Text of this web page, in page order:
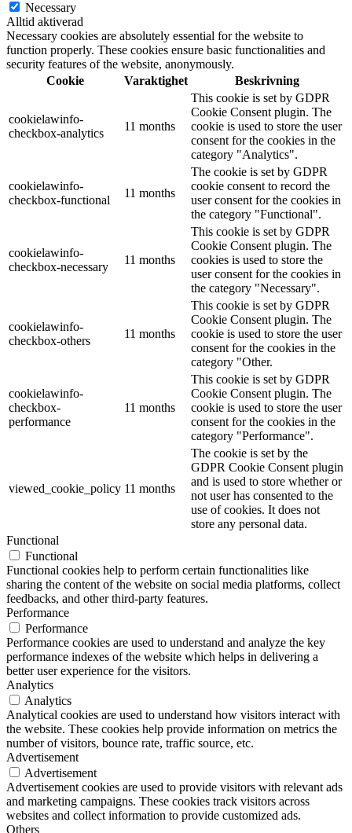
Necessary
Alltid aktiverad
Necessary cookies are absolutely essential for the website to
function properly. These cookies ensure basic functionalities and
security features of the website, anonymously.
Cookie
Varaktighet Beskrivning
cookielawinfo-
checkbox-analytics
11 months
This cookie is set by GDPR
Cookie Consent plugin. The
cookie is used to store the user
consent for the cookies in the
category "Analytics".
cookielawinfo-
checkbox-functional
11 months
The cookie is set by GDPR
cookie consent to record the
user consent for the cookies in
the category "Functional".
cookielawinfo-
checkbox-necessary
11 months
This cookie is set by GDPR
Cookie Consent plugin. The
cookies is used to store the
user consent for the cookies in
the category "Necessary".
cookielawinfo-
checkbox-others
11 months
This cookie is set by GDPR
Cookie Consent plugin. The
cookie is used to store the user
consent for the cookies in the
category "Other.
cookielawinfo-
checkbox-
performance
11 months
This cookie is set by GDPR
Cookie Consent plugin. The
cookie is used to store the user
consent for the cookies in the
category "Performance".
viewed_cookie_policy 11 months
The cookie is set by the
GDPR Cookie Consent plugin
and is used to store whether or
not user has consented to the
use of cookies. It does not
store any personal data.
Functional
Functional
Functional cookies help to perform certain functionalities like
sharing the content of the website on social media platforms, collect
feedbacks, and other third-party features.
Performance
Performance
Performance cookies are used to understand and analyze the key
performance indexes of the website which helps in delivering a
better user experience for the visitors.
Analytics
Analytics
Analytical cookies are used to understand how visitors interact with
the website. These cookies help provide information on metrics the
number of visitors, bounce rate, traffic source, etc.
Advertisement
Advertisement
Advertisement cookies are used to provide visitors with relevant ads
and marketing campaigns. These cookies track visitors across
websites and collect information to provide customized ads.
Others